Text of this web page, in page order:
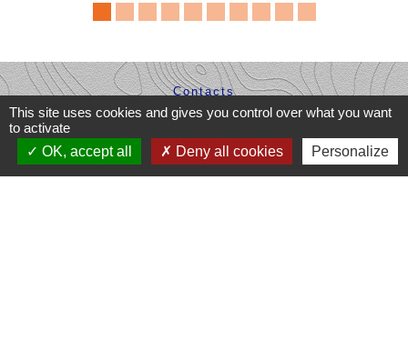
Contacts
Commune de Dompierre-les-Églises
87190 Dompierre-les-Églises - FRANCE
+33 5 55 68 53 78
This site uses cookies and gives you control over what you want
to activate
OK, accept all
Deny all cookies Personalize